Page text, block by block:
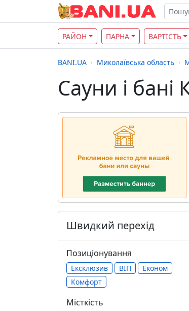
РАЙОН ПАРНА ВАРТІСТЬ
BANI.UA Миколаївська область
Сауни і
Швидкий перехід
Позиціонування
Ексклюзив ВІП
Економ
Комфорт
Місткість